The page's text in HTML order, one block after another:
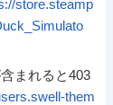
store.steamp
まれると403
them